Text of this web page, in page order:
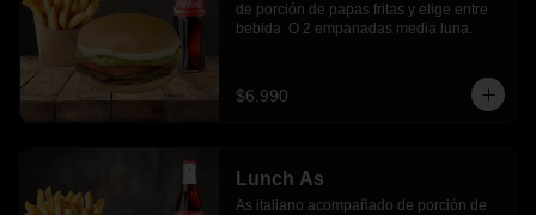
de porción de papas fritas y elige entre
bebida  O 2 empanadas media luna.
$6.990
Lunch As
As italiano acompañado de porción de